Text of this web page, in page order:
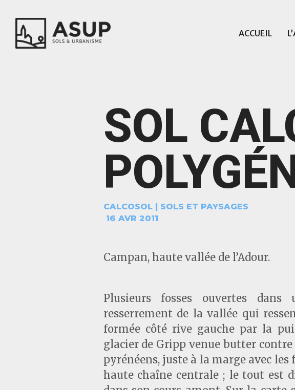
ACCUEIL
SOL
CALCOSOL| SOLS ET PAYSAGES
16 AVR 2011
Campan, haute vallée de l’Adour.
Plusieurs fosses ouvertes
resserrement de la vallée qui
formée côté rive gauche par la
glacier de Gripp venue butter
pyrénéens, juste à la marge avec
haute chaîne centrale ; le tout est